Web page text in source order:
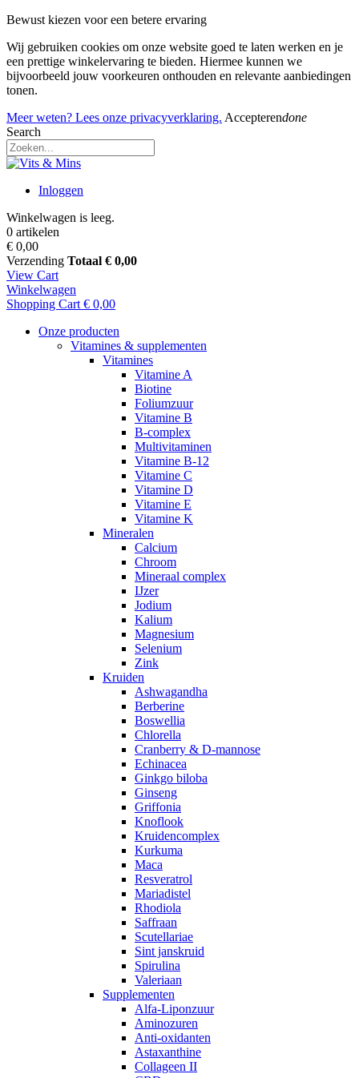
Bewust kiezen voor een betere ervaring
Wij gebruiken cookies om onze website goed te laten werken en je
een prettige winkelervaring te bieden. Hiermee kunnen we
bijvoorbeeld jouw voorkeuren onthouden en relevante aanbiedingen
tonen.
Meer weten? Lees onze privacyverklaring. Accepterendone
Search
Inloggen
Winkelwagen is leeg.
0 artikelen
€ 0,00
Verzending Totaal € 0,00
View Cart
Winkelwagen
Shopping Cart € 0,00
Onze producten
Vitamines & supplementen
Vitamines
Vitamine A
Biotine
Foliumzuur
Vitamine B
B-complex
Multivitaminen
Vitamine B-12
Vitamine C
Vitamine D
Vitamine E
Vitamine K
Mineralen
Calcium
Chroom
Mineraal complex
IJzer
Jodium
Kalium
Magnesium
Selenium
Zink
Kruiden
Ashwagandha
Berberine
Boswellia
Chlorella
Cranberry & D-mannose
Echinacea
Ginkgo biloba
Ginseng
Griffonia
Knoflook
Kruidencomplex
Kurkuma
Maca
Resveratrol
Mariadistel
Rhodiola
Saffraan
Scutellariae
Sint janskruid
Spirulina
Valeriaan
Supplementen
Alfa-Liponzuur
Aminozuren
Anti-oxidanten
Astaxanthine
Collageen II